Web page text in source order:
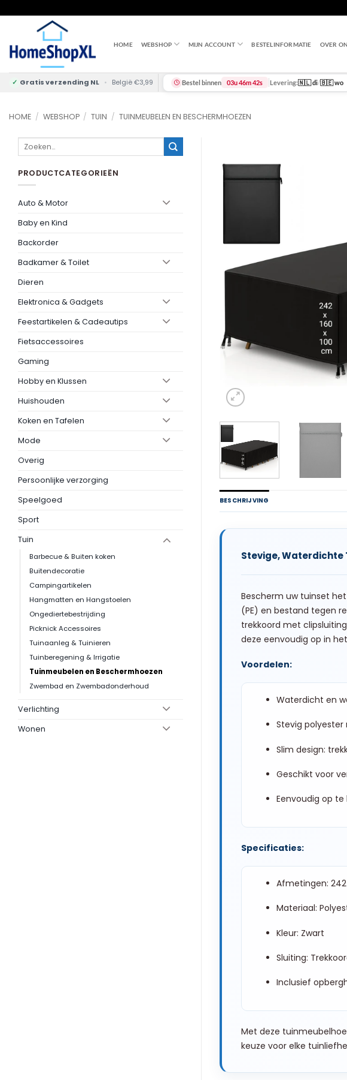
to
HOME WEBSHOP MIJN ACCOUNT BESTELINFORMATIE OVER
✓ Gratis verzending NL • België €3,99 Bestel binnen 03u 46m 42s Levering:🇳🇱 di/🇧🇪 wo
HOME / WEBSHOP / TUIN / TUINMEUBELEN EN BESCHERMHOEZEN
Zoeken
PRODUCTCATEGORIEËN
Auto & Motor
Baby en Kind
Backorder
Badkamer & Toilet
Dieren
Elektronica & Gadgets
Feestartikelen & Cadeautips
Fietsaccessoires
Gaming
Hobby en Klussen
Huishouden
Koken en Tafelen
Mode
Overig
Persoonlijke verzorging
Speelgoed
Sport
Tuin
Barbecue & Buiten koken
Buitendecoratie
Campingartikelen
Hangmatten en Hangstoelen
Ongediertebestrijding
Picknick Accessoires
Tuinaanleg & Tuinieren
Tuinberegening & Irrigatie
Tuinmeubelen en Beschermhoezen
Zwembad en Zwembadonderhoud
Verlichting
Wonen
BESCHRIJVING
Stevige, Waterdichte
Bescherm uw tuinset
(PE) en bestand tegen
trekkoord met
deze eenvoudig op in
Voordelen:
Waterdicht en
Stevig
Slim design:
Geschikt voor
Eenvoudig op
Specificaties:
Afmetingen: 242
Materiaal:
Kleur: Zwart
Sluiting:
Inclusief
Met deze
keuze voor elke